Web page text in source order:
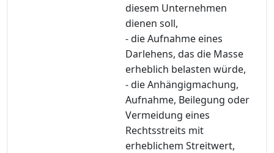
diesem Unternehmen
dienen soll,
- die Aufnahme eines
Darlehens, das die Masse
erheblich belasten würde,
- die Anhängigmachung,
Aufnahme, Beilegung oder
Vermeidung eines
Rechtsstreits mit
erheblichem Streitwert,